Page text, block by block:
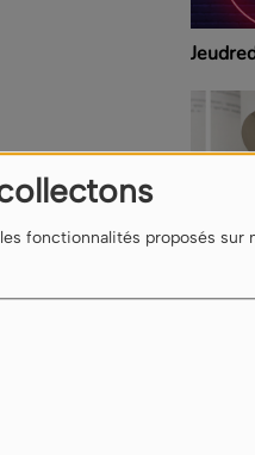
fonctionnalités proposés sur
Miroir